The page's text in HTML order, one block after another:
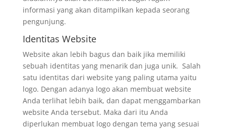
informasi yang akan ditampilkan kepada seorang
pengunjung.
Identitas Website
Website akan lebih bagus dan baik jika memiliki
sebuah identitas yang menarik dan juga unik. Salah
satu identitas dari website yang paling utama yaitu
logo. Dengan adanya logo akan membuat website
Anda terlihat lebih baik, dan dapat menggambarkan
website Anda tersebut. Maka dari itu Anda
diperlukan membuat logo dengan tema yang sesuai